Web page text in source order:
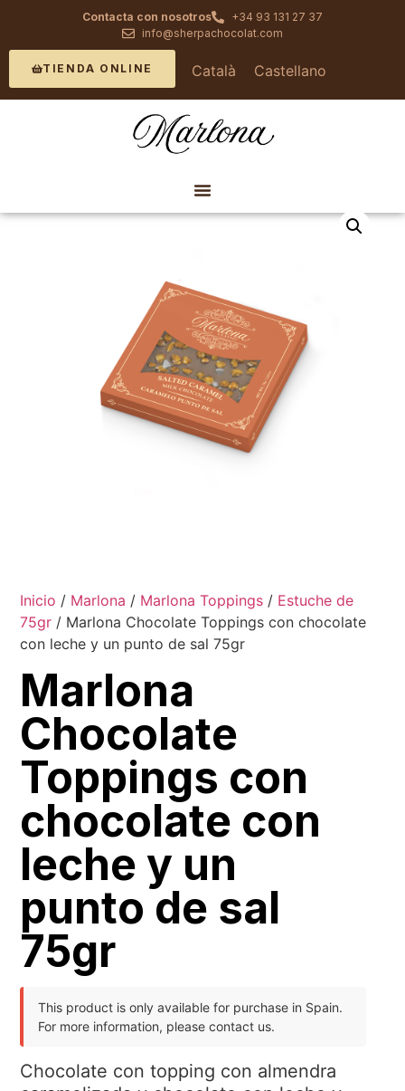
Contacta con nosotros
+34 93 131 27 37
info@sherpachocolat.com
TIENDA ONLINE Català Castellano
Inicio / Marlona / Marlona Toppings / Estuche de
75gr / Marlona Chocolate Toppings con chocolate
con leche y un punto de sal 75gr
Marlona
Chocolate
Toppings con
chocolate con
leche y un
punto de sal
75gr
This product is only available for purchase in Spain.
For more information, please contact us.
Chocolate con topping con almendra